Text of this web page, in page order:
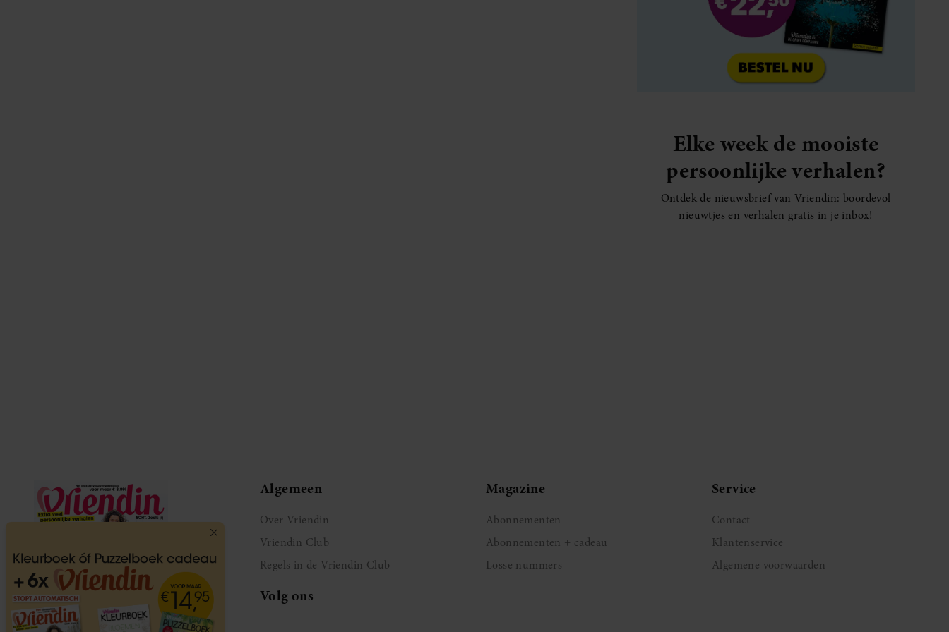
Elke week de mooiste
persoonlijke verhalen?
Ontdek de nieuwsbrief van Vriendin: boordevol
nieuwtjes en verhalen gratis in je inbox!
Algemeen
Over Vriendin
Vriendin Club
Regels in de Vriendin Club
Volg ons
Magazine
Abonnementen
Abonnementen + cadeau
Losse nummers
Service
Contact
Klantenservice
Algemene voorwaarden